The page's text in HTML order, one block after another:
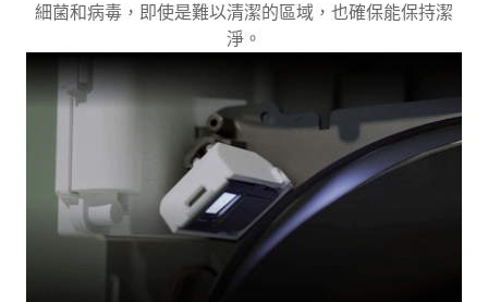
細菌和病毒，即使是難以清潔的區域，也確保能保持潔
淨。